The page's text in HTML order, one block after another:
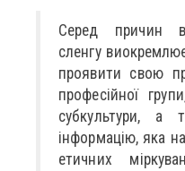
Серед причин
сленгу
проявити свою
професійної
субкультури, а
інформацію, яка
етичних